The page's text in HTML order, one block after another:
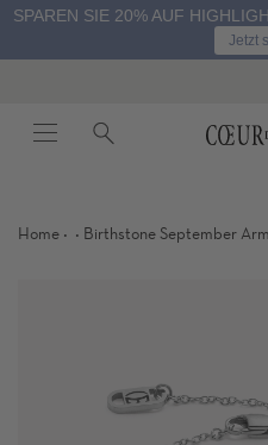
Direkt
SPAREN SIE 20% AUF
Jetzt
Home · · Birthstone September